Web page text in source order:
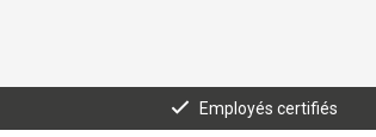
Employés certifiés